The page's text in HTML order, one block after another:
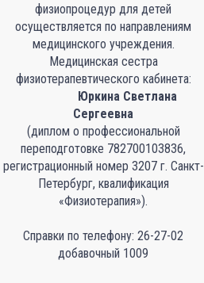
физиопроцедур для детей
осуществляется по направлениям
медицинского учреждения.
Медицинская сестра
физиотерапевтического кабинета:
Юркина Светлана
Сергеевна
(диплом о профессиональной
переподготовке 782700103836,
регистрационный номер 3207 г. Санкт-
Петербург, квалификация
«Физиотерапия»).
Справки по телефону: 26-27-02
добавочный 1009